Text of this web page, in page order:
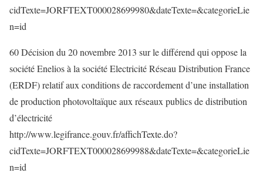
cidTexte=JORFTEXT000028699980&dateTexte=&categorieLie
n=id
60 Décision du 20 novembre 2013 sur le différend qui oppose la
société Enelios à la société Electricité Réseau Distribution France
(ERDF) relatif aux conditions de raccordement d’une installation
de production photovoltaïque aux réseaux publics de distribution
d’électricité
http://www.legifrance.gouv.fr/affichTexte.do?
cidTexte=JORFTEXT000028699988&dateTexte=&categorieLie
n=id